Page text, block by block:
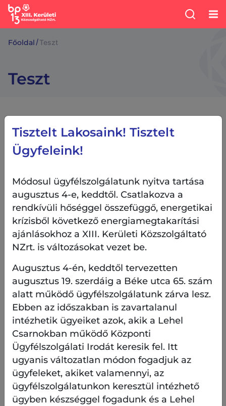
Főoldal /Teszt
Teszt
2
3
4
5
6
Tisztelt Lakosaink! Tisztelt
Ügyfeleink!
Módosul ügyfélszolgálatunk nyitva tartása
augusztus 4-e, keddtől. Csatlakozva a
rendkívüli hőséggel összefüggő, energetikai
krízisből következő energiamegtakarítási
ajánlásokhoz a XIII. Kerületi Közszolgáltató
NZrt. is változásokat vezet be.
Augusztus 4-én, keddtől tervezetten
augusztus 19. szerdáig a Béke utca 65. szám
alatt működő ügyfélszolgálatunk zárva lesz.
Ebben az időszakban is zavartalanul
intézhetik ügyeiket azok, akik a Lehel
Csarnokban működő Központi
Ügyfélszolgálati Irodát keresik fel. Itt
ugyanis változatlan módon fogadjuk az
ügyfeleket, akiket valamennyi, az
ügyfélszolgálatunkon keresztül intézhető
ügyben készséggel fogadunk és a Lehel